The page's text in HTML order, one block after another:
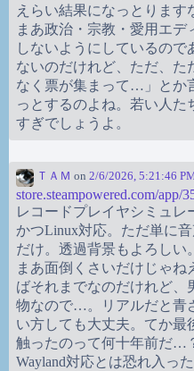
えらい結果になっとります
まあ政治・宗教・愛用エデ
しないようにしているので
ないのだけれど、ただ、た
なく票が集まって…」とか
っとするのよね。若い人た
すぎでしょうよ。
ＴＡＭ on 2/6/2026, 5:21:46
store.steampowered.com/app/
レコードプレイヤシミュレ
かつLinux対応。ただ単に
だけ。透過背景もよろしい。
まあ面倒くさいだけじゃね
ばそれまでなのだけれど、
物なので…。リアルだと青
い方しても大丈夫。てか最
触ったのって何十年前だ…
Wayland対応とは恐れ入っ